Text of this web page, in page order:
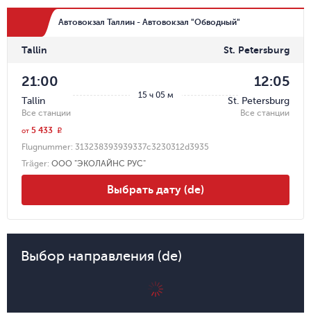
Выбор направления (de)
Автовокзал Таллин - Автовокзал "Обводный"
Tallin St. Petersburg
15 ч 05 м
21:00
Tallin
Все станции
12:05
St. Petersburg
Все станции
Flugnummer: 313238393939337c3230312d3935
Träger: ООО "ЭКОЛАЙНС РУС"
от 5 433 r
Выбрать дату (de)